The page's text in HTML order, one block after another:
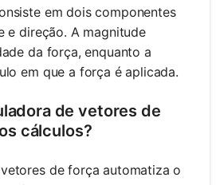
em dois componentes
e direção. A magnitude
da força, enquanto a
em que a força é aplicada.
de vetores de
cálculos?
de força automatiza o